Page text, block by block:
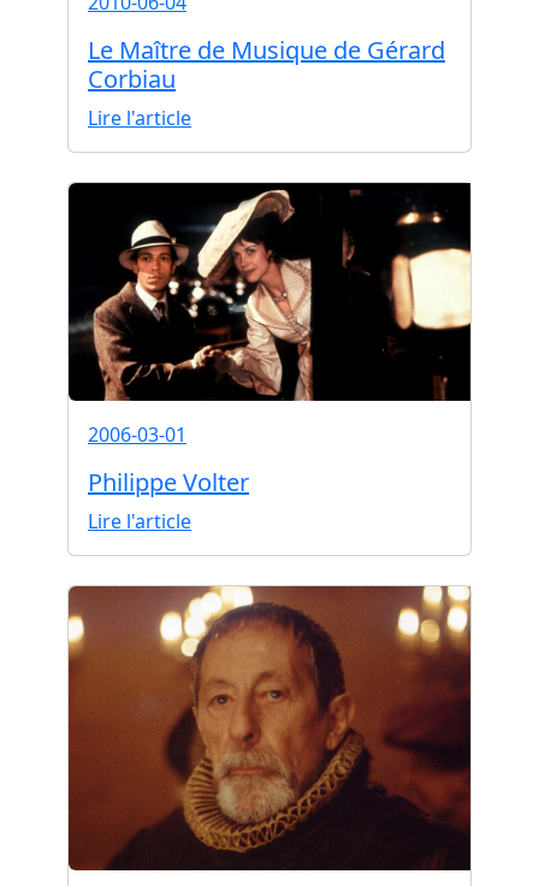
Le Maître de Musique de Gérard
Corbiau
Lire l'article
2006-03-01
Philippe Volter
Lire l'article